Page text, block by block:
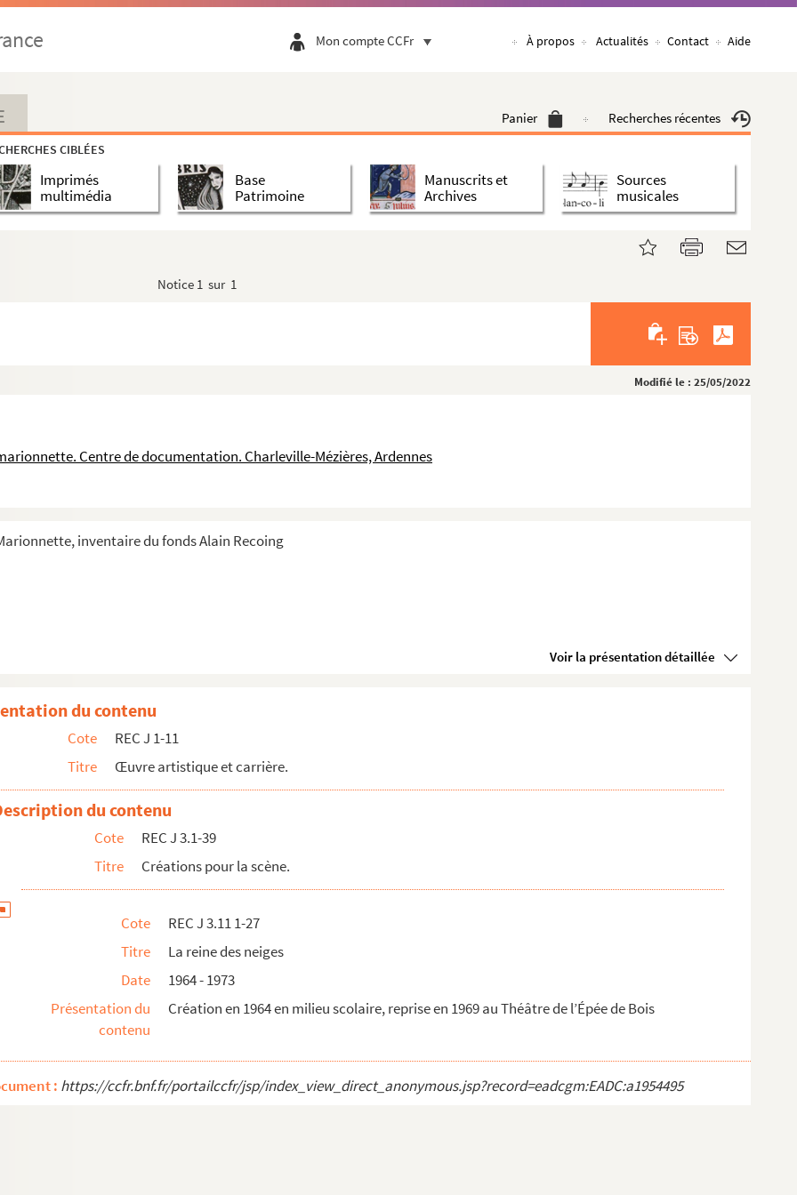
Mon compte CCFr À propos Actualités Contact Aide
Panier Recherches récentes
CIBLÉES
Imprimés
multimédia
Base
Patrimoine
Manuscrits et
Archives
Sources
musicales
Notice 1 sur 1
Modifié le : 25/05/2022
Centre de documentation. Charleville-Mézières, Ardennes
inventaire du fonds Alain Recoing
Voir la présentation détaillée
du docteur Faust
du contenu
Cote
REC J 1-11
Titre
Œuvre artistique et carrière.
du contenu
Cote
REC J 3.1-39
Titre
Créations pour la scène.
Cote
REC J 3.11 1-27
Titre
La reine des neiges
Date
1964 - 1973
Présentation du
contenu
Création en 1964 en milieu scolaire, reprise en 1969 au Théâtre de l’Épée de Bois
: https://ccfr.bnf.fr/portailccfr/jsp/index_view_direct_anonymous.jsp?record=eadcgm:EADC:a1954495